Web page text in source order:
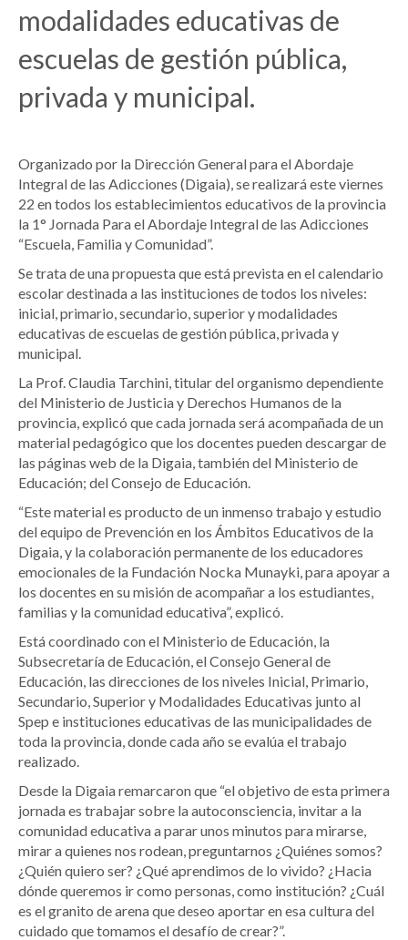
modalidades educativas de
escuelas de gestión pública,
privada y municipal.
Organizado por la Dirección General para el Abordaje
Integral de las Adicciones (Digaia), se realizará este viernes
22 en todos los establecimientos educativos de la provincia
la 1° Jornada Para el Abordaje Integral de las Adicciones
“Escuela, Familia y Comunidad”.
Se trata de una propuesta que está prevista en el calendario
escolar destinada a las instituciones de todos los niveles:
inicial, primario, secundario, superior y modalidades
educativas de escuelas de gestión pública, privada y
municipal.
La Prof. Claudia Tarchini, titular del organismo dependiente
del Ministerio de Justicia y Derechos Humanos de la
provincia, explicó que cada jornada será acompañada de un
material pedagógico que los docentes pueden descargar de
las páginas web de la Digaia, también del Ministerio de
Educación; del Consejo de Educación.
“Este material es producto de un inmenso trabajo y estudio
del equipo de Prevención en los Ámbitos Educativos de la
Digaia, y la colaboración permanente de los educadores
emocionales de la Fundación Nocka Munayki, para apoyar a
los docentes en su misión de acompañar a los estudiantes,
familias y la comunidad educativa”, explicó.
Está coordinado con el Ministerio de Educación, la
Subsecretaría de Educación, el Consejo General de
Educación, las direcciones de los niveles Inicial, Primario,
Secundario, Superior y Modalidades Educativas junto al
Spep e instituciones educativas de las municipalidades de
toda la provincia, donde cada año se evalúa el trabajo
realizado.
Desde la Digaia remarcaron que “el objetivo de esta primera
jornada es trabajar sobre la autoconsciencia, invitar a la
comunidad educativa a parar unos minutos para mirarse,
mirar a quienes nos rodean, preguntarnos ¿Quiénes somos?
¿Quién quiero ser? ¿Qué aprendimos de lo vivido? ¿Hacia
dónde queremos ir como personas, como institución? ¿Cuál
es el granito de arena que deseo aportar en esa cultura del
cuidado que tomamos el desafío de crear?”.